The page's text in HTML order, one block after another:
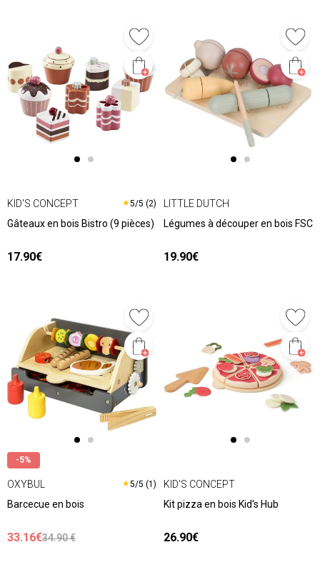
KID'S CONCEPT ★5/5 (2)
Gâteaux en bois Bistro (9 pièces)
17.90€
LITTLE DUTCH
Légumes à découper en bois FSC
19.90€
-5%
OXYBUL ★5/5 (1)
Barcecue en bois
33.16€34.90 €
KID'S CONCEPT
Kit pizza en bois Kid's Hub
26.90€